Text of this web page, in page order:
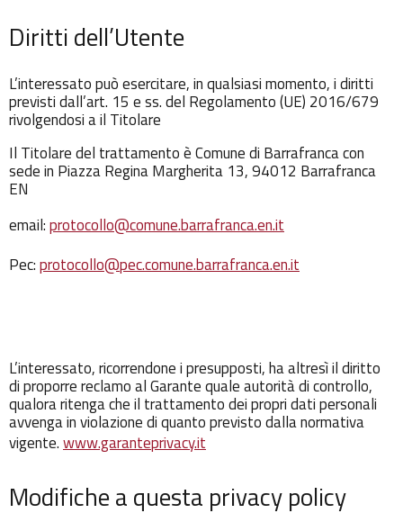
Diritti dell’Utente
L’interessato può esercitare, in qualsiasi momento, i diritti
previsti dall’art. 15 e ss. del Regolamento (UE) 2016/679
rivolgendosi a il Titolare
Il Titolare del trattamento è Comune di Barrafranca con
sede in Piazza Regina Margherita 13, 94012 Barrafranca
EN
email:protocollo@comune.barrafranca.en.it
Pec:protocollo@pec.comune.barrafranca.en.it
L’interessato, ricorrendone i presupposti, ha altresì il diritto
di proporre reclamo al Garante quale autorità di controllo,
qualora ritenga che il trattamento dei propri dati personali
avvenga in violazione di quanto previsto dalla normativa
vigente.www.garanteprivacy.it
Modifiche a questa privacy policy